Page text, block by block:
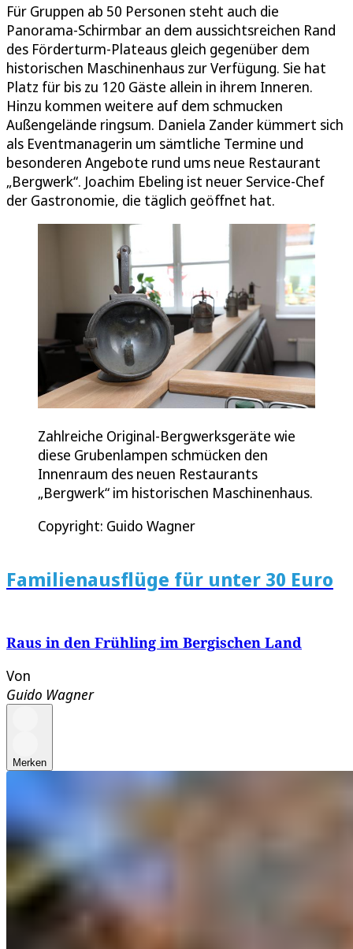
Für Gruppen ab 50 Personen steht auch die
Panorama-Schirmbar an dem aussichtsreichen Rand
des Förderturm-Plateaus gleich gegenüber dem
historischen Maschinenhaus zur Verfügung. Sie hat
Platz für bis zu 120 Gäste allein in ihrem Inneren.
Hinzu kommen weitere auf dem schmucken
Außengelände ringsum. Daniela Zander kümmert sich
als Eventmanagerin um sämtliche Termine und
besonderen Angebote rund ums neue Restaurant
„Bergwerk“. Joachim Ebeling ist neuer Service-Chef
der Gastronomie, die täglich geöffnet hat.
Zahlreiche Original-Bergwerksgeräte wie
diese Grubenlampen schmücken den
Innenraum des neuen Restaurants
„Bergwerk“ im historischen Maschinenhaus.
Copyright: Guido Wagner
Familienausflüge für unter 30 Euro
Raus in den Frühling im Bergischen Land
Von
Guido Wagner
Merken